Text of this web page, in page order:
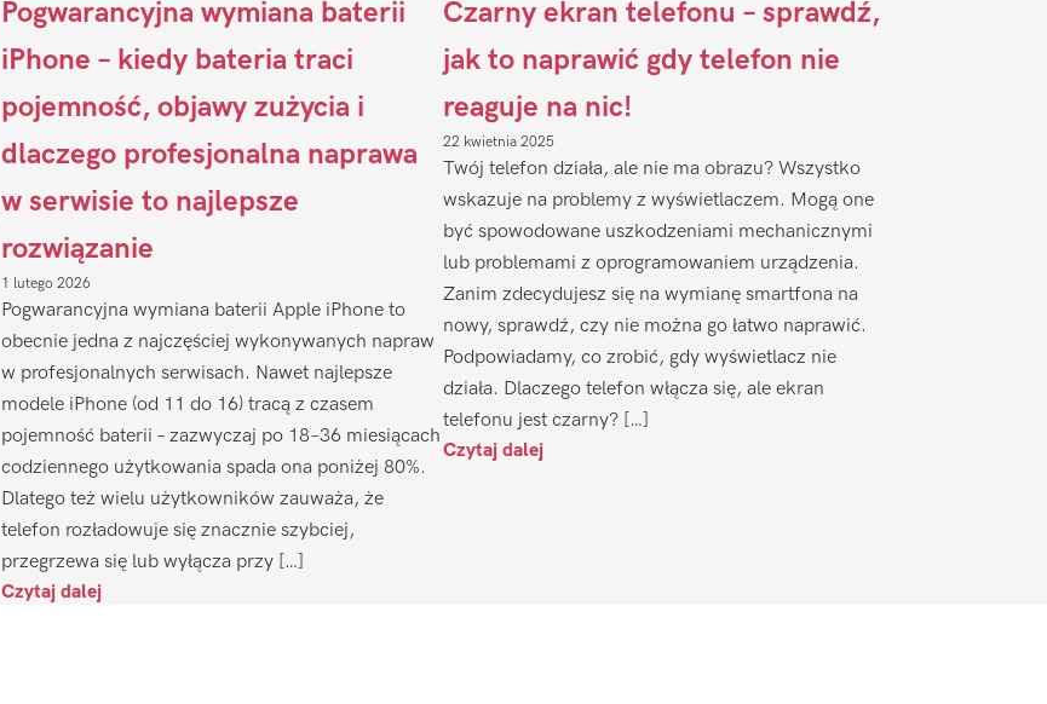
Pogwarancyjna wymiana baterii
iPhone – kiedy bateria traci
pojemność, objawy zużycia i
dlaczego profesjonalna naprawa
w serwisie to najlepsze
rozwiązanie
1 lutego 2026
Pogwarancyjna wymiana baterii Apple iPhone to
obecnie jedna z najczęściej wykonywanych napraw
w profesjonalnych serwisach. Nawet najlepsze
modele iPhone (od 11 do 16) tracą z czasem
pojemność baterii – zazwyczaj po 18–36 miesiącach
codziennego użytkowania spada ona poniżej 80%.
Dlatego też wielu użytkowników zauważa, że
telefon rozładowuje się znacznie szybciej,
przegrzewa się lub wyłącza przy […]
Czytaj dalej
Czarny ekran telefonu – sprawdź,
jak to naprawić gdy telefon nie
reaguje na nic!
22 kwietnia 2025
Twój telefon działa, ale nie ma obrazu? Wszystko
wskazuje na problemy z wyświetlaczem. Mogą one
być spowodowane uszkodzeniami mechanicznymi
lub problemami z oprogramowaniem urządzenia.
Zanim zdecydujesz się na wymianę smartfona na
nowy, sprawdź, czy nie można go łatwo naprawić.
Podpowiadamy, co zrobić, gdy wyświetlacz nie
działa. Dlaczego telefon włącza się, ale ekran
telefonu jest czarny? […]
Czytaj dalej